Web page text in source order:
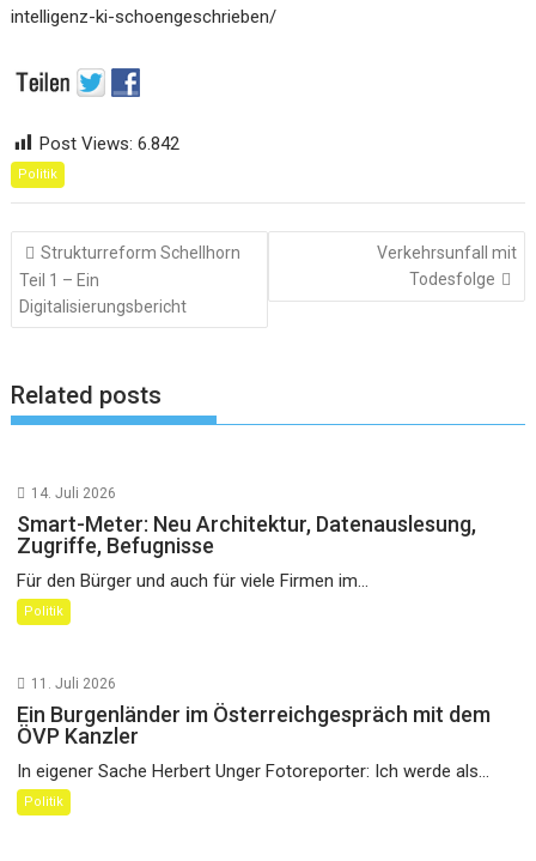
intelligenz-ki-schoengeschrieben/
Post Views: 6.842
Politik
Beitragsnavigation
Strukturreform Schellhorn
Teil 1 – Ein
Digitalisierungsbericht
Verkehrsunfall mit
Todesfolge
Related posts
14. Juli 2026
Smart-Meter: Neu Architektur, Datenauslesung,
Zugriffe, Befugnisse
Für den Bürger und auch für viele Firmen im...
Politik
11. Juli 2026
Ein Burgenländer im Österreichgespräch mit dem
ÖVP Kanzler
In eigener Sache Herbert Unger Fotoreporter: Ich werde als...
Politik